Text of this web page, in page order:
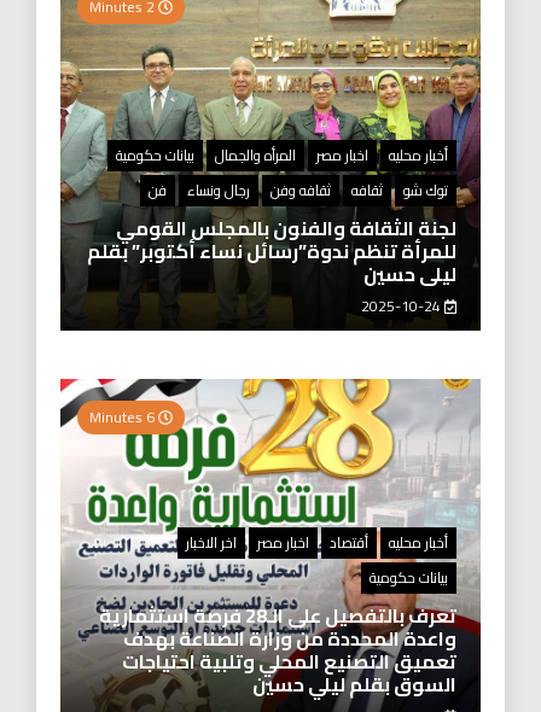
أخبار محليه اخبار مصر المرأه والجمال
بيانات حكومية
توك شو
ثقافه ثقافه وفن رجال ونساء فن
لجنة الثقافة والفنون بالمجلس القومي
للمرأة تنظم ندوة”رسائل نساء أكتوبر” بقلم
ليلى حسين
أخبار محليه أقتصاد اخبار مصر
اخر الاخبار
بيانات حكومية
تعرف بالتفصيل على الـ28 فرصة استثمارية
واعدة المحددة من وزارة الصناعة بهدف
تعميق التصنيع المحلي وتلبية احتياجات
السوق بقلم ليلي حسين